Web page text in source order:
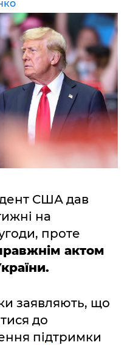
США дав
на
проте
актом
заявляють, що
до
підтримки